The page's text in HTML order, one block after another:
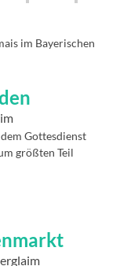
im Bayerischen
Gottesdienst
größten Teil